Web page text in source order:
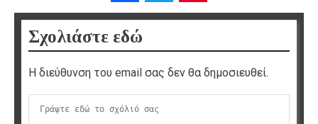
Σχολιάστε εδώ
Η διεύθυνση του email σας δεν θα δημοσιευθεί.